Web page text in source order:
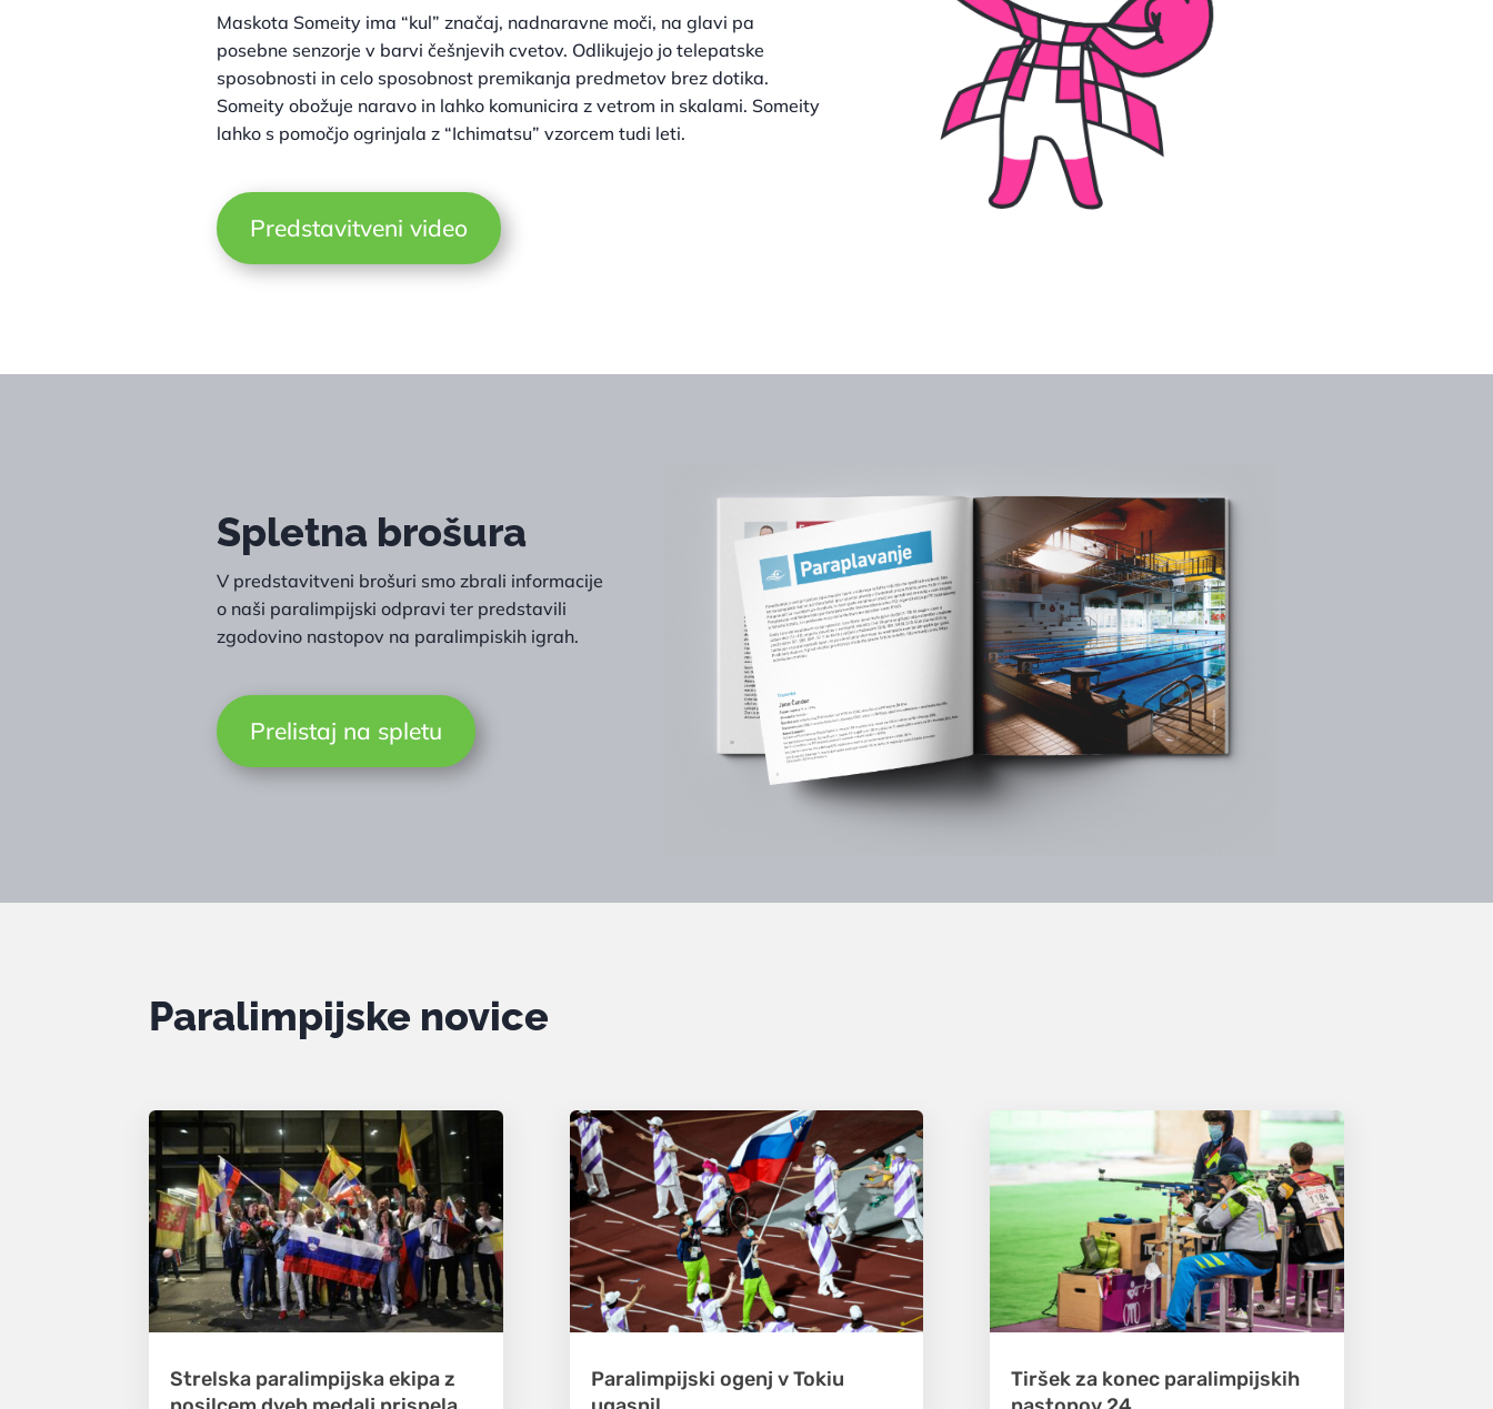
Maskota Someity ima “kul” značaj, nadnaravne moči, na glavi pa
posebne senzorje v barvi češnjevih cvetov. Odlikujejo jo telepatske
sposobnosti in celo sposobnost premikanja predmetov brez dotika.
Someity obožuje naravo in lahko komunicira z vetrom in skalami. Someity
lahko s pomočjo ogrinjala z “Ichimatsu” vzorcem tudi leti.
Predstavitveni video
Spletna brošura
V predstavitveni brošuri smo zbrali informacije
o naši paralimpijski odpravi ter predstavili
zgodovino nastopov na paralimpiskih igrah.
Prelistaj na spletu
Paralimpijske novice
Strelska paralimpijska ekipa z
Paralimpijski ogenj v Tokiu
Tiršek za konec paralimpijskih